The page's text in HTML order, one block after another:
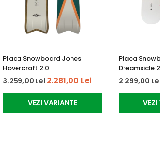
Placa Snowboard Jones
Hovercraft 2.0
3.259,00 Lei2.281,00 Lei
VEZI VARIANTE
Placa
Dreamsicle
2.299,00
VEZI